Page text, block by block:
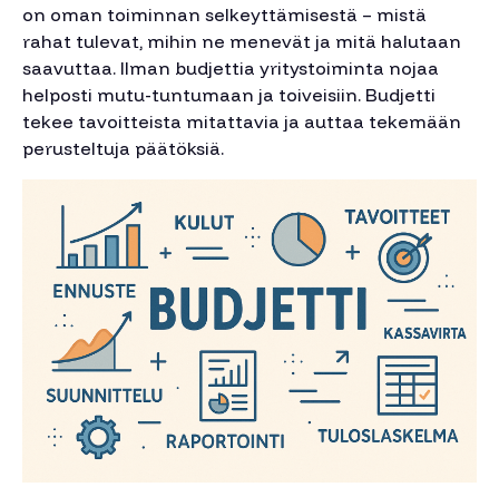
on oman toiminnan selkeyttämisestä – mistä
rahat tulevat, mihin ne menevät ja mitä halutaan
saavuttaa. Ilman budjettia yritystoiminta nojaa
helposti mutu-tuntumaan ja toiveisiin. Budjetti
tekee tavoitteista mitattavia ja auttaa tekemään
perusteltuja päätöksiä.